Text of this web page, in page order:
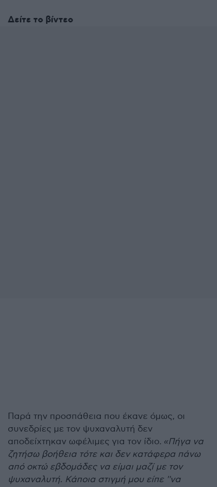
Δείτε το βίντεο
Παρά την προσπάθεια που έκανε όμως, οι
συνεδρίες με τον ψυχαναλυτή δεν
αποδείχτηκαν ωφέλιμες για τον ίδιο. «Πήγα να
ζητήσω βοήθεια τότε και δεν κατάφερα πάνω
από οκτώ εβδομάδες να είμαι μαζί με τον
ψυχαναλυτή. Κάποια στιγμή μου είπε ''να